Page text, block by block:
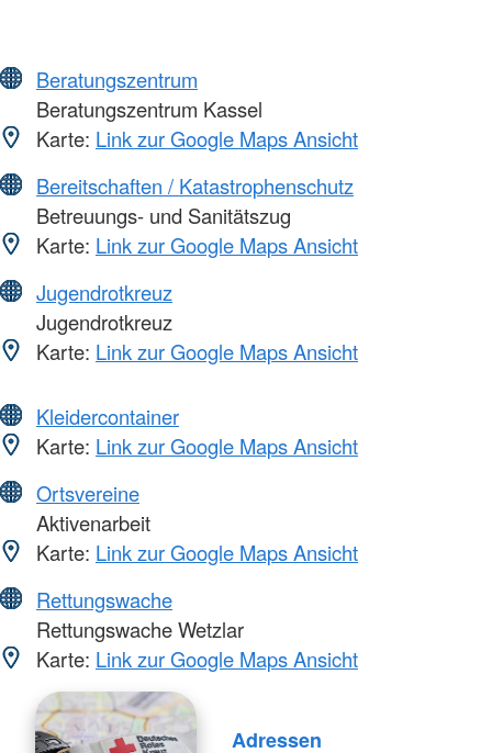
Beratungszentrum
Beratungszentrum Kassel
Karte: Link zur Google Maps Ansicht
Bereitschaften / Katastrophenschutz
Betreuungs- und Sanitätszug
Karte: Link zur Google Maps Ansicht
Jugendrotkreuz
Jugendrotkreuz
Karte: Link zur Google Maps Ansicht
Kleidercontainer
Karte: Link zur Google Maps Ansicht
Ortsvereine
Aktivenarbeit
Karte: Link zur Google Maps Ansicht
Rettungswache
Rettungswache Wetzlar
Karte: Link zur Google Maps Ansicht
Adressen